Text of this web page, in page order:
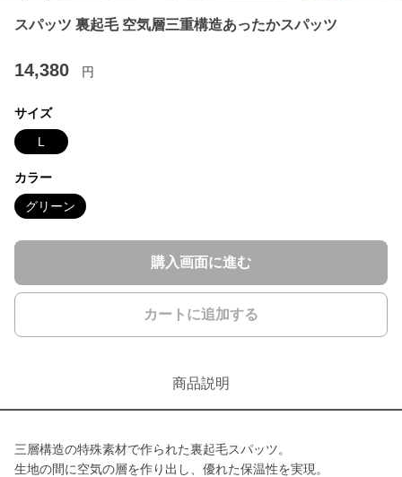
スパッツ 裏起毛 空気層三重構造あったかスパッツ
14,380 円
サイズ
L
カラー
グリーン
購入画面に進む
カートに追加する
商品説明
三層構造の特殊素材で作られた裏起毛スパッツ。
生地の間に空気の層を作り出し、優れた保温性を実現。